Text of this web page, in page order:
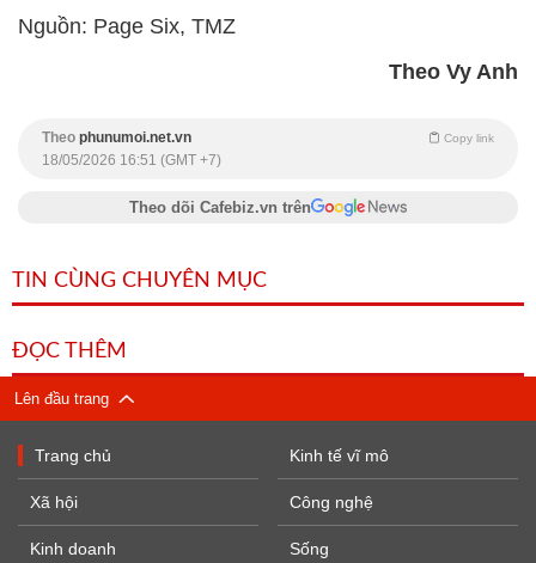
Nguồn: Page Six, TMZ
Theo Vy Anh
Theo phunumoi.net.vn Copy link
18/05/2026 16:51 (GMT +7)
Theo dõi Cafebiz.vn trên
TIN CÙNG CHUYÊN MỤC
ĐỌC THÊM
Lên đầu trang
Trang chủ
Xã hội
Kinh doanh
Kinh tế vĩ mô
Công nghệ
Sống